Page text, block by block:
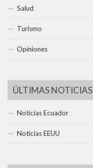
Salud
Turismo
Opiniones
ÚLTIMAS NOTICIAS
Noticias Ecuador
Noticias EEUU